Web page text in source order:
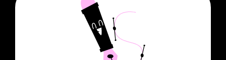
illustration, mascotte...
EN SAVOIR +